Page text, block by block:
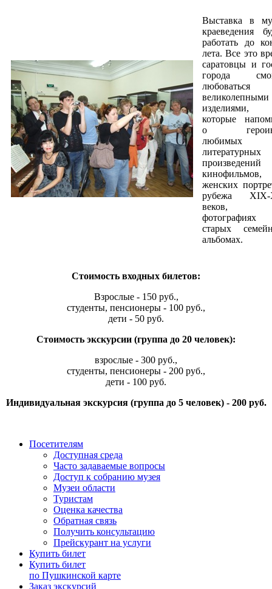
Выставка в
краеведения
работать до
лета. Все это
саратовцы и
города
любоваться
великолепными
изделиями,
которые
о
любимых
литературных
женских
рубежа XIX-
веков,
старых
альбомах.
Стоимость входных билетов:
Взрослые - 150 руб.,
студенты, пенсионеры - 100 руб.,
дети - 50 руб.
Стоимость экскурсии (группа до 20 человек):
взрослые - 300 руб.,
студенты, пенсионеры - 200 руб.,
дети - 100 руб.
Индивидуальная экскурсия (группа до 5 человек) - 200 руб.
Посетителям
Доступная среда
Часто задаваемые вопросы
Доступ к собранию музея
Музеи области
Туристам
Оценка качества
Обратная связь
Получить консультацию
Прейскурант на услуги
Купить билет
Купить билет
по Пушкинской карте
Заказ экскурсий